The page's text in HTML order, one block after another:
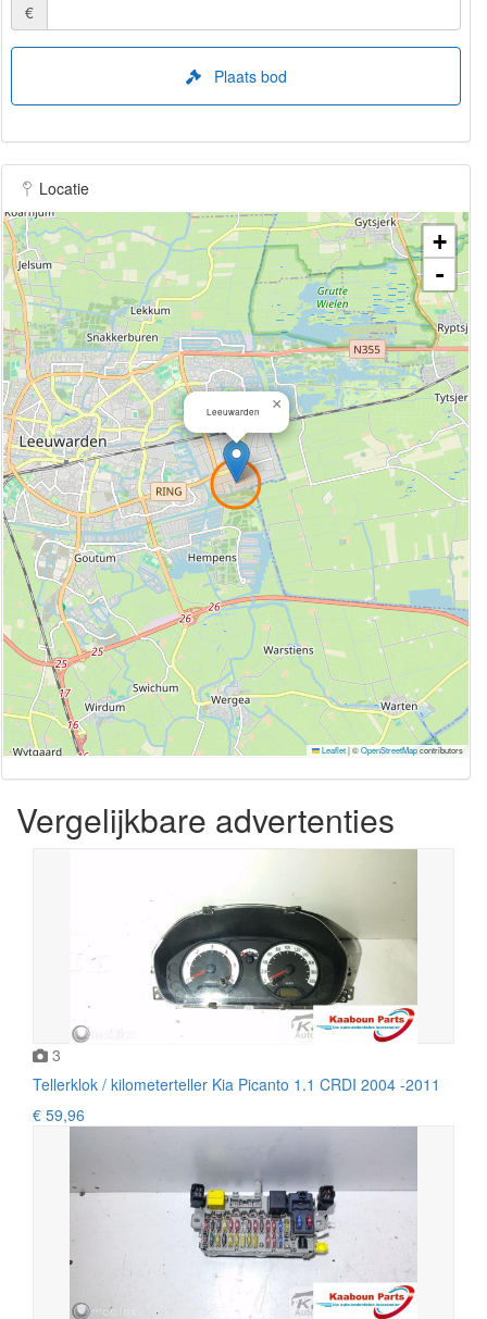
€
Plaats bod
Locatie
Leeuwarden ×
+
-
Leaflet|©OpenStreetMapcontributors
Vergelijkbare advertenties
3
Tellerklok / kilometerteller Kia Picanto 1.1 CRDI 2004 -2011
€ 59,96